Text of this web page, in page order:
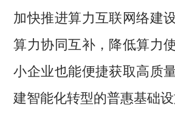
加快推进算力互联网络建
算力协同互补，降低算力
小企业也能便捷获取高质
建智能化转型的普惠基础设